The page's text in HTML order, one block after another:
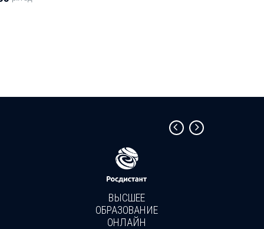
ВЫСШЕЕ
ОБРАЗОВАНИЕ
ОНЛАЙН